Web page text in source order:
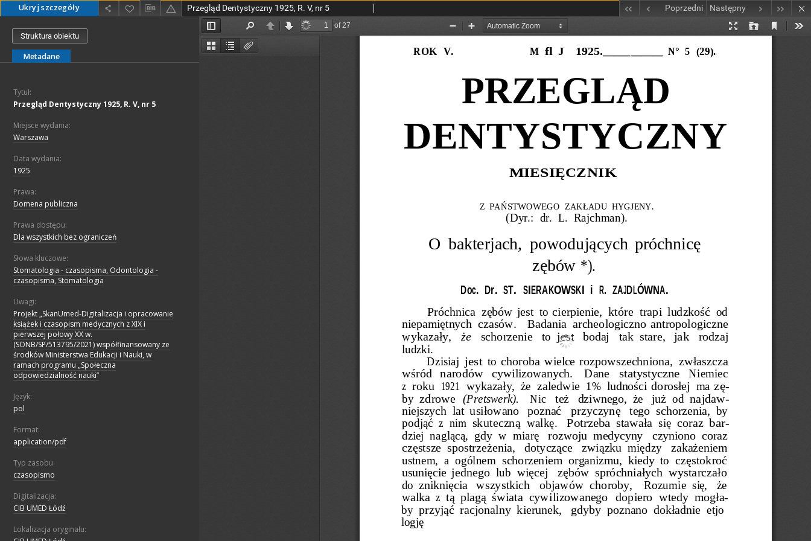
Ukryj szczegóły Przegląd Dentystyczny 1925, R. V, nr 5 Poprzedni Następny
Struktura obiektu
Metadane
Tytuł:
Przegląd Dentystyczny 1925, R. V, nr 5
Miejsce wydania:
Warszawa
Data wydania:
1925
Prawa:
Domena publiczna
Prawa dostępu:
Dla wszystkich bez ograniczeń
Słowa kluczowe:
Stomatologia - czasopisma, Odontologia -
czasopisma, Stomatologia
Uwagi:
Projekt „SkanUmed-Digitalizacja i opracowanie
książek i czasopism medycznych z XIX i
pierwszej połowy XX w.
(SONB/SP/513795/2021) współfinansowany ze
środków Ministerstwa Edukacji i Nauki, w
ramach programu „Społeczna
odpowiedzialność nauki”
Język:
pol
Format:
application/pdf
Typ zasobu:
czasopismo
Digitalizacja:
CIB UMED Łódź
Lokalizacja oryginału: